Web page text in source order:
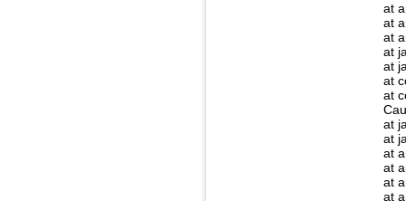
at
at
at
at
at
at
at
at
at
at
at
at
at